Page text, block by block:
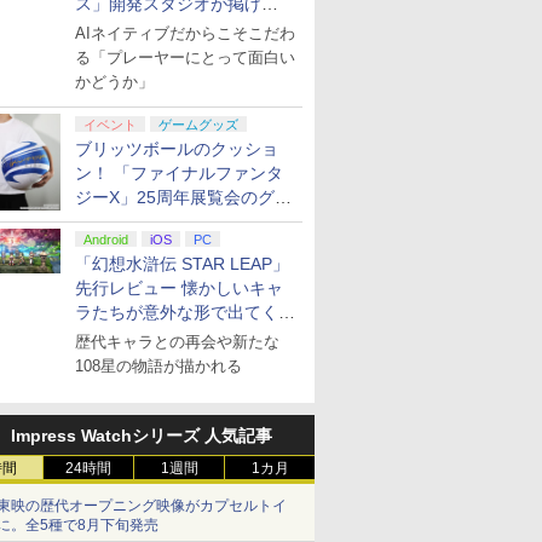
る“AI活用の信念”とは？【講
演レポート】
AIネイティブだからこそこだわ
る「プレーヤーにとって面白い
かどうか」
イベント ゲームグッズ
ブリッツボールのクッショ
ン！ 「ファイナルファンタ
ジーX」25周年展覧会のグッ
ズ情報が公開
Android iOS PC
「幻想水滸伝 STAR LEAP」
先行レビュー 懐かしいキャ
ラたちが意外な形で出てくる
シリーズ完全新作！
歴代キャラとの再会や新たな
108星の物語が描かれる
Impress Watchシリーズ 人気記事
24時間 1週間 1カ月
映の歴代オープニング映像がカプセルトイ
。全5種で8月下旬発売